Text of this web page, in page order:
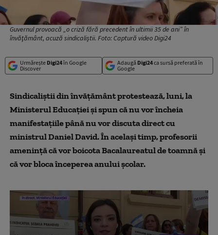
Guvernul provoacă „o criză fără precedent în ultimii 35 de ani” în
învăţământ, acuză sindicaliștii. Foto: Captură video Digi24
Urmărește Digi24în Google
Discover
Adaugă Digi24ca sursă preferată în
Google
Sindicaliștii din învățământ protestează, luni, la
Ministerul Educației și spun că nu vor încheia
manifestațiile până nu vor discuta direct cu
ministrul Daniel David. În același timp, profesorii
amenință că vor boicota Bacalaureatul de toamnă și
că vor bloca începerea anului școlar.